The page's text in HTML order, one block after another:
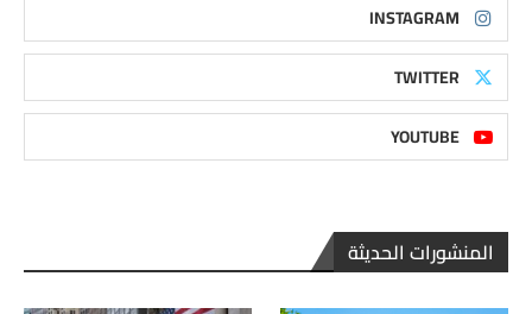
INSTAGRAM
TWITTER
YOUTUBE
المنشورات الحديثة